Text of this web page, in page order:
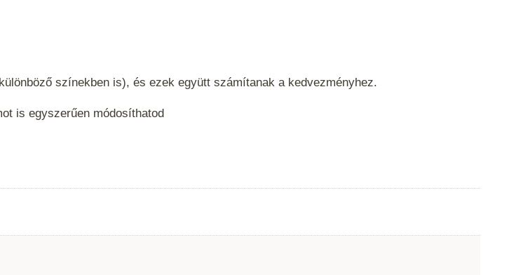
színekben is), és ezek együtt számítanak a kedvezményhez.
is egyszerűen módosíthatod